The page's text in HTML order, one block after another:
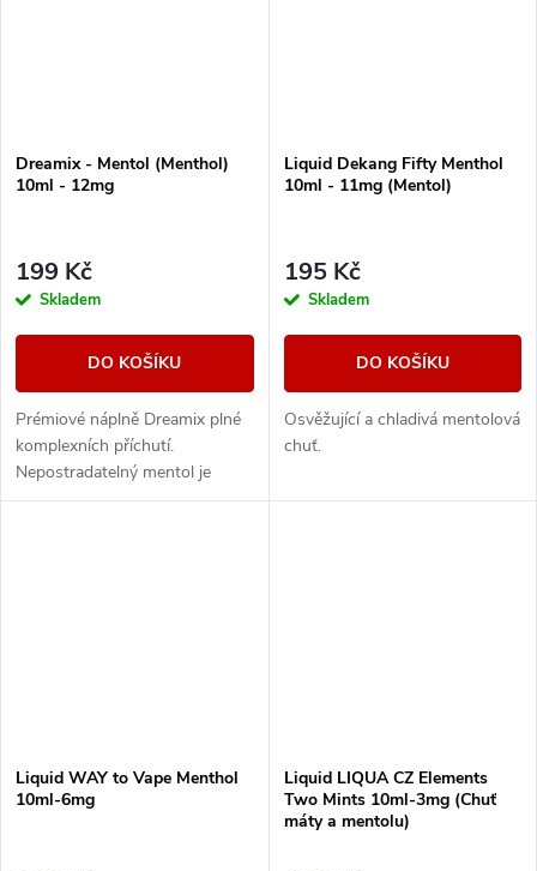
Dreamix - Mentol (Menthol)
10ml - 12mg
199 Kč
Skladem
DO KOŠÍKU
Prémiové náplně Dreamix plné
komplexních příchutí.
Nepostradatelný mentol je
perfektní volbou pro chladivé
Liquid Dekang Fifty Menthol
10ml - 11mg (Mentol)
195 Kč
Skladem
DO KOŠÍKU
Osvěžující a chladivá mentolová
chuť.
Liquid WAY to Vape Menthol
10ml-6mg
Liquid LIQUA CZ Elements
Two Mints 10ml-3mg (Chuť
máty a mentolu)